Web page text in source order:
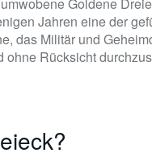
Jahren eine der
das Militär und
Rücksicht